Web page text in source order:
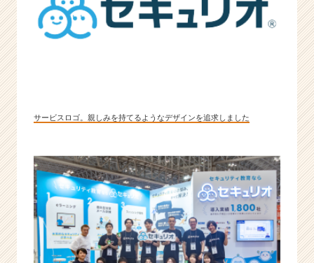
サービスロゴ。親しみを持てるようなデザインを追求しました